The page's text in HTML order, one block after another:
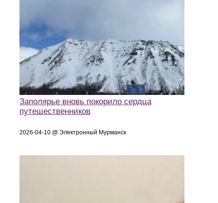
Заполярье вновь покорило сердца
путешественников
2026-04-10 @ Электронный Мурманск